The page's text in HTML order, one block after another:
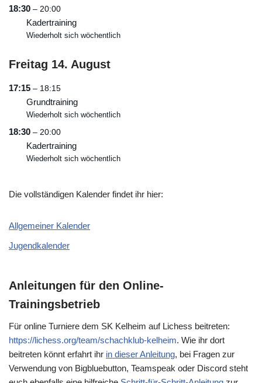
18:30 – 20:00
Kadertraining
Wiederholt sich wöchentlich
Freitag 14. August
17:15 – 18:15
Grundtraining
Wiederholt sich wöchentlich
18:30 – 20:00
Kadertraining
Wiederholt sich wöchentlich
Die vollständigen Kalender findet ihr hier:
Allgemeiner Kalender
Jugendkalender
Anleitungen für den Online-
Trainingsbetrieb
Für online Turniere dem SK Kelheim auf Lichess beitreten:
https://lichess.org/team/schachklub-kelheim. Wie ihr dort
beitreten könnt erfahrt ihr in dieser Anleitung, bei Fragen zur
Verwendung von Bigbluebutton, Teamspeak oder Discord steht